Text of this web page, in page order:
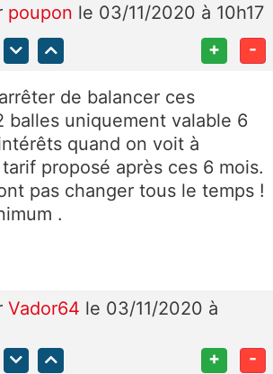
poupon le 03/11/2020 à 10h17
+ -
de balancer ces
balles uniquement valable 6
quand on voit à
proposé après ces 6 mois.
pas changer tous le temps !
.
Vador64 le 03/11/2020 à
+ -